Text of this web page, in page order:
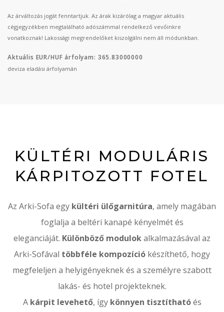
Az árváltozás jogát fenntartjuk. Az árak kizárólag a magyar aktuális
cégjegyzékben megtalálható adószámmal rendelkező vevőinkre
vonatkoznak! Lakossági megrendelőket kiszolgálni nem áll módunkban.
Aktuális EUR/HUF árfolyam: 365.83000000
deviza eladási árfolyamán
KÜLTÉRI MODULÁRIS
KÁRPITOZOTT FOTEL
Az Arki-Sofa egy kültéri ülőgarnitúra, amely magában
foglalja a beltéri kanapé kényelmét és
eleganciáját. Különböző modulokalkalmazásával az
Arki-Sofával többféle kompozíció készíthető, hogy
megfeleljen a helyigényeknek és a személyre szabott
lakás- és hotel projekteknek.
Akárpit levehető, így könnyen tisztíthatóés